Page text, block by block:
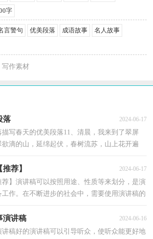
字
言警句 优美段落 成语故事 名人故事
写作素材
落 2024-06-17
写春天的优美段落11、清晨，我来到了翠屏
滴的山，延绵起伏，春树流苏，山上花开遍
荐】 2024-06-17
】演讲稿可以按照用途、性质等来划分，是演
作。在不断进步的社会中，需要使用演讲稿的
演讲稿 2024-06-16
讲稿好的演讲稿可以引导听众，使听众能更好地